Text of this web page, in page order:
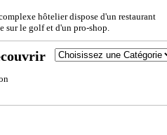
hôtelier dispose d'un restaurant
sur le golf et d'un pro-shop.